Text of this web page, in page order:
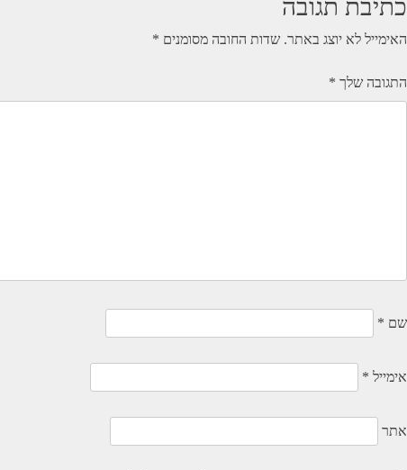
כתיבת תגובה
האימייל לא יוצג באתר. שדות החובה מסומנים *
התגובה שלך *
שם *
אימייל *
אתר